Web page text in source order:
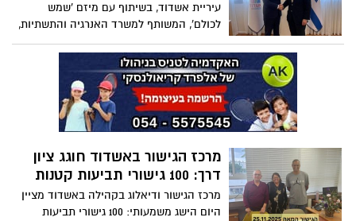
עיריית אשדוד, בשיתוף עם מיזם 'שמש
לכולם', המשותף למשרד האנרגיה והתשתיות,
קרן קימת לישראל והפורום הישראלי לאנרגיה,
ממשיכה בתנופה של קידום אנרגיה מתחדשת
על גגות בתי מגורים ועסקים בעיר. ארוע
השקה של הגג הסולארי הראשון בבניין
משותף בעיר התקיים השבוע
מרכז הגישור באשדוד חוגג ציון
דרך: 100 גישורי תביעות קטנות
מרכז הגישור ודיאלוג בקהילה באשדוד מציין
היום הישג משמעותי: 100 גישורי תביעות